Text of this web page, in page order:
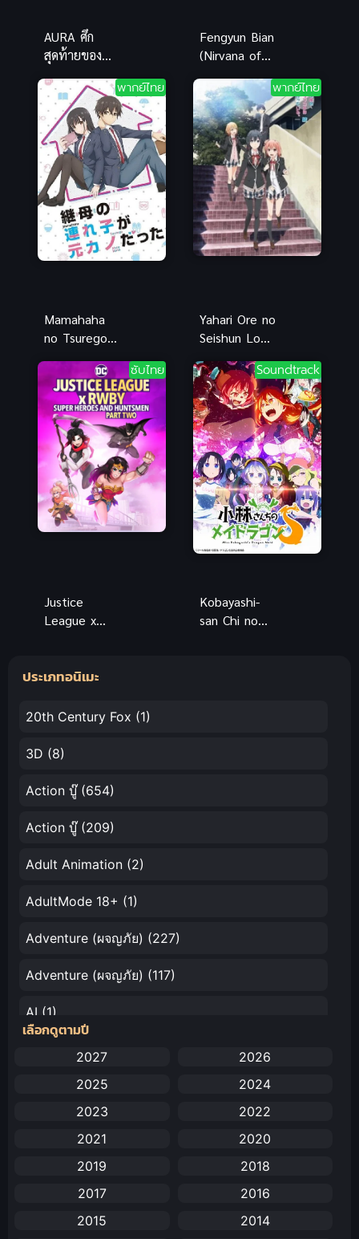
AURA ศึก
สุดท้ายของ
มังกรเขี้ยวแสง
เดอะมูฟวี่
Fengyun Bian
(Nirvana of
ฟงอวิ๋น ขี่พายุ
ตะลุยโลก
อนาคต
พากย์ไทย
Mamahaha
no Tsurego
datta ซับไทย
พากย์ไทย
Yahari Ore no
Seishun Love
2
ซับไทย
Justice
League x
ฮีโร่สุดมันส์
Soundtrack
Kobayashi-
san Chi no
ประเภทอนิเมะ
20th Century Fox (1)
3D (8)
Action บู๊(654)
Action บู๊(209)
Adult Animation (2)
AdultMode 18+ (1)
Adventure (ผจญภัย) (227)
Adventure (ผจญภัย) (117)
AI (1)
Amazon Prime
Anal (ประตูหลัง)
Animation การ์ตูน
Animation อนิเมะ
เลือกดูตามปี
2027
2026
2025
2024
2023
2022
2021
2020
2019
2018
2017
2016
2015
2014